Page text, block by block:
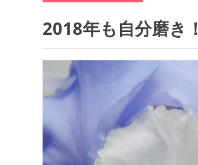
2018年も自分磨き